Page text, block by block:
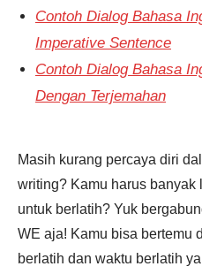
Contoh Dialog Bahasa
Imperative Sentence
Contoh Dialog Bahasa
Dengan Terjemahan
Masih kurang percaya diri
writing? Kamu harus banyak
untuk berlatih? Yuk
WE aja! Kamu bisa bertemu
berlatih dan waktu berlatih